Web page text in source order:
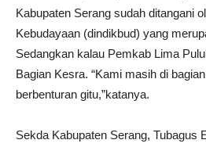
Kabupaten Serang sudah ditangani
Kebudayaan (dindikbud) yang
Sedangkan kalau Pemkab Lima
Bagian Kesra. “Kami masih di
berbenturan gitu,”katanya.
Sekda Kabupaten Serang, Tubagus